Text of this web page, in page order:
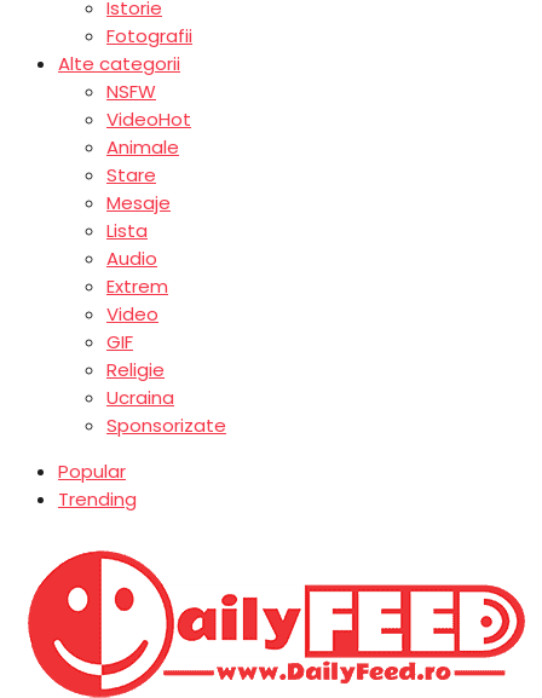
Istorie
Fotografii
Alte categorii
NSFW
VideoHot
Animale
Stare
Mesaje
Lista
Audio
Extrem
Video
GIF
Religie
Ucraina
Sponsorizate
Popular
Trending